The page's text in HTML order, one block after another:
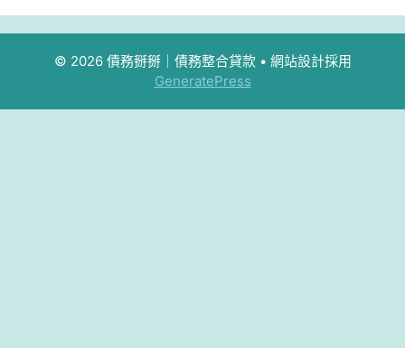
© 2026 債務掰掰｜債務整合貸款• 網站設計採用
GeneratePress